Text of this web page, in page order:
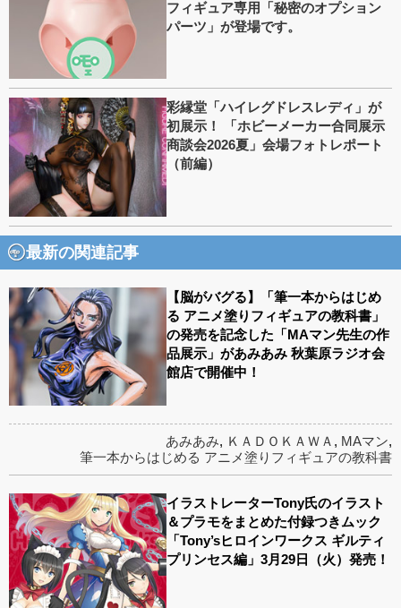
フィギュア専用「秘密のオプション
パーツ」が登場です。
彩縁堂「ハイレグドレスレディ」が
初展示！ 「ホビーメーカー合同展示
商談会2026夏」会場フォトレポート
（前編）
最新の関連記事
【脳がバグる】「筆一本からはじめ
る アニメ塗りフィギュアの教科書」
の発売を記念した「MAマン先生の作
品展示」があみあみ 秋葉原ラジオ会
館店で開催中！
あみあみ, ＫＡＤＯＫＡＷＡ , MAマン,
筆一本からはじめる アニメ塗りフィギュアの教科書
イラストレーターTony氏のイラスト
＆プラモをまとめた付録つきムック
「Tony’sヒロインワークス ギルティ
プリンセス編」3月29日（火）発売！